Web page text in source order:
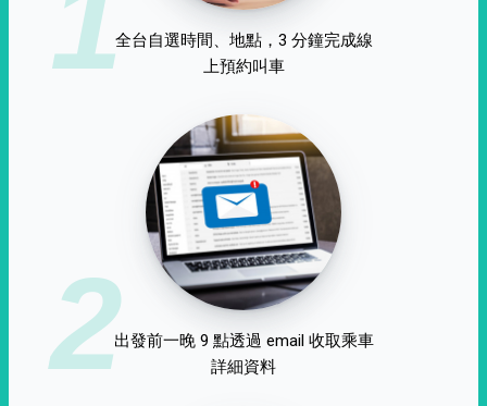
全台自選時間、地點，3 分鐘完成線
上預約叫車
2出發前一晚 9 點透過 email 收取乘車
詳細資料